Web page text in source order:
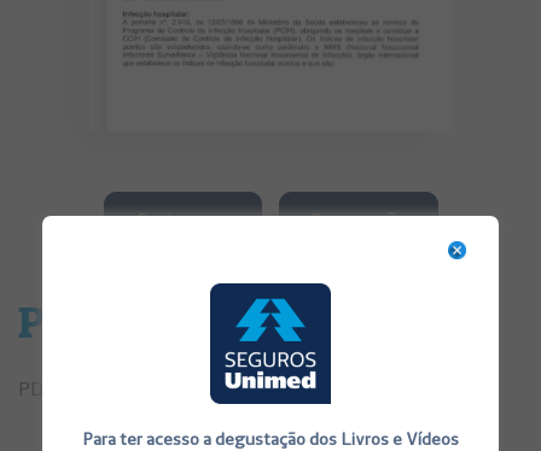
Contra capa Degustação
Parto Normal
PDF de Consentimentos Informados Parto Normal
Para ter acesso a degustação dos Livros e Vídeos